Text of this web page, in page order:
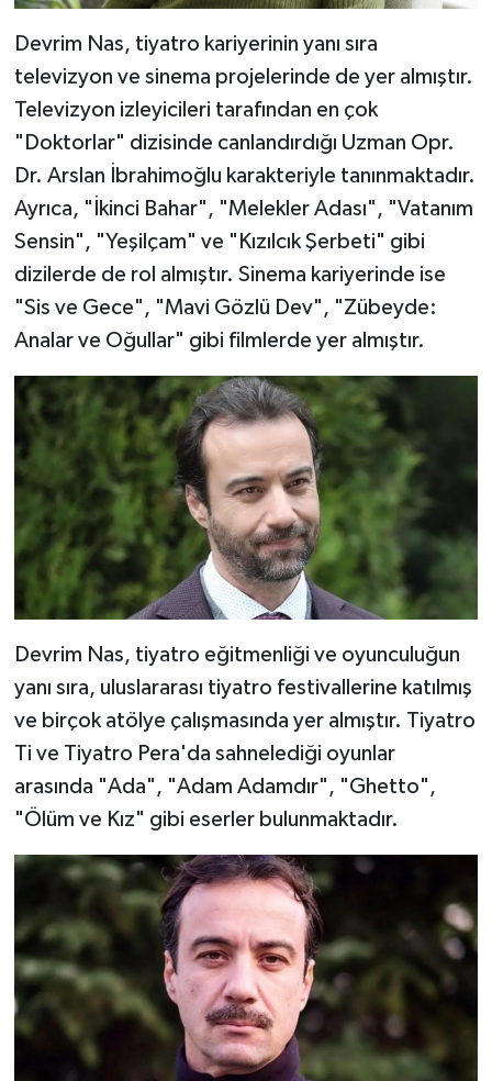
Devrim Nas, tiyatro kariyerinin yanı sıra
televizyon ve sinema projelerinde de yer almıştır.
Televizyon izleyicileri tarafından en çok
"Doktorlar" dizisinde canlandırdığı Uzman Opr.
Dr. Arslan İbrahimoğlu karakteriyle tanınmaktadır.
Ayrıca, "İkinci Bahar", "Melekler Adası", "Vatanım
Sensin", "Yeşilçam" ve "Kızılcık Şerbeti" gibi
dizilerde de rol almıştır. Sinema kariyerinde ise
"Sis ve Gece", "Mavi Gözlü Dev", "Zübeyde:
Analar ve Oğullar" gibi filmlerde yer almıştır.
Devrim Nas, tiyatro eğitmenliği ve oyunculuğun
yanı sıra, uluslararası tiyatro festivallerine katılmış
ve birçok atölye çalışmasında yer almıştır. Tiyatro
Ti ve Tiyatro Pera'da sahnelediği oyunlar
arasında "Ada", "Adam Adamdır", "Ghetto",
"Ölüm ve Kız" gibi eserler bulunmaktadır.